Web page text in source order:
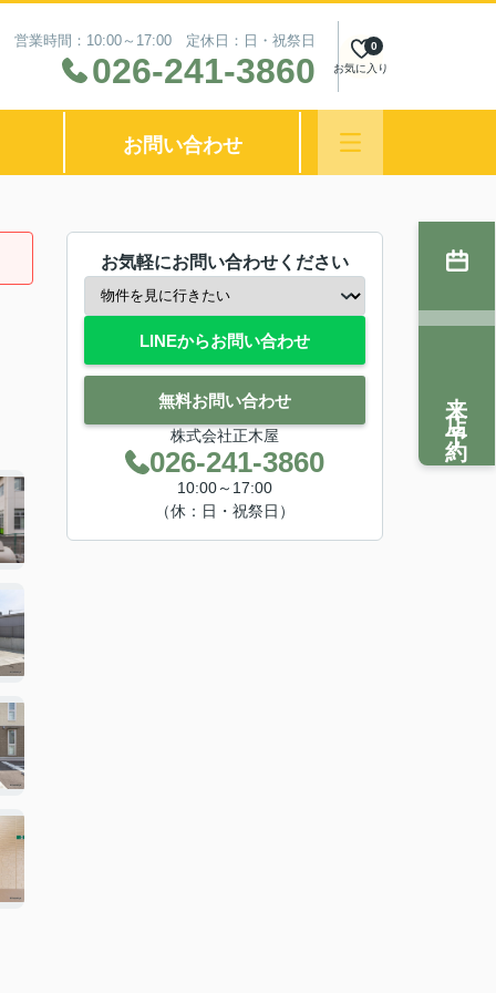
営業時間：10:00～17:00 定休日：日・祝祭日
026-241-3860 お気に入り
0
お問い合わせ
お気軽にお問い合わせください
LINEからお問い合わせ
無料お問い合わせ
株式会社正木屋
026-241-3860
10:00～17:00
（休：日・祝祭日）
来店予約